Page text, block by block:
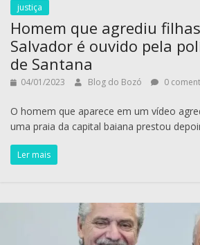
justiça
Homem que agrediu
Salvador é ouvido pela
de Santana
04/01/2023 Blog do Bozó 0
O homem que aparece em um vídeo
uma praia da capital baiana prestou
Ler mais